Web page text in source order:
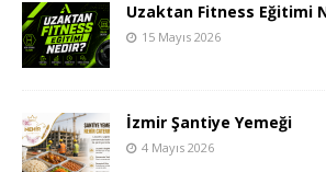
Uzaktan Fitness Eğitimi
15 Mayıs 2026
İzmir Şantiye Yemeği
4 Mayıs 2026